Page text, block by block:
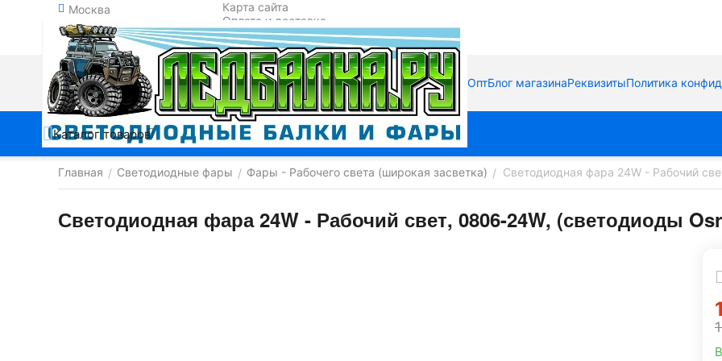
Москва
Карта сайта
Оплата и доставка
Обмен и возврат
Контакты
ОптБлог магазинаРеквизитыПолитика
Каталог товаров
Главная / Светодиодные фары / Фары - Рабочего света (широкая засветка) / Светодиодная фара 24W - Рабочий
Светодиодная фара 24W - Рабочий свет, 0806-24W, (светодиоды